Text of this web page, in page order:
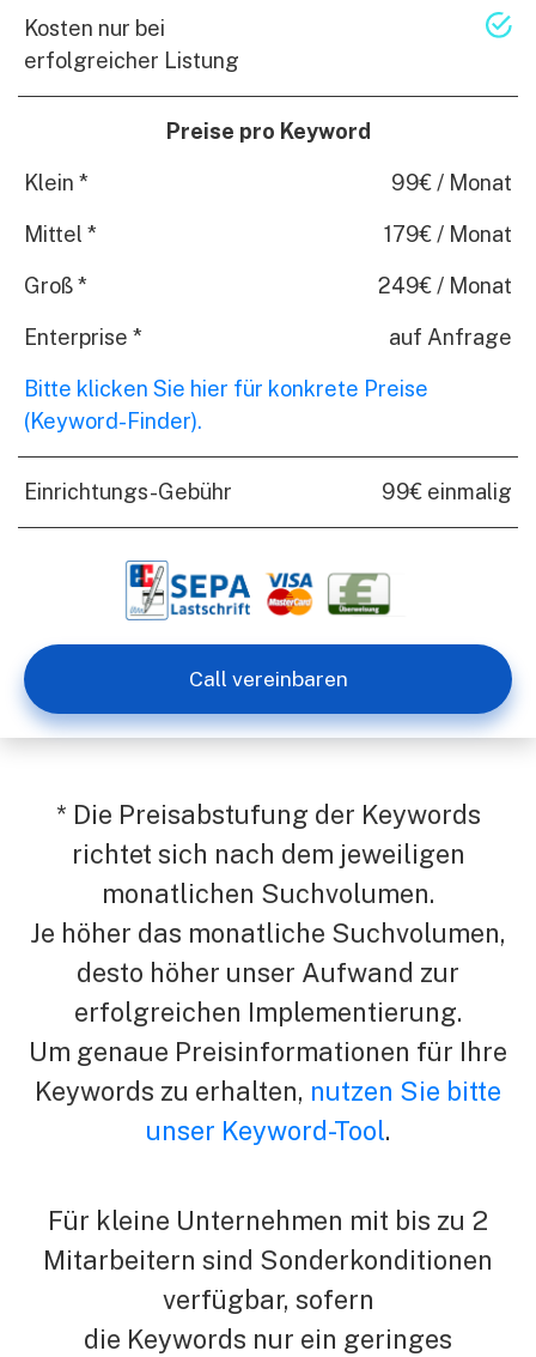
Kosten nur bei
erfolgreicher Listung
Preise pro Keyword
Klein * 99€ / Monat
Mittel * 179€ / Monat
Groß * 249€ / Monat
Enterprise * auf Anfrage
Bitte klicken Sie hier für konkrete Preise
(Keyword-Finder).
Einrichtungs-Gebühr 99€ einmalig
Call vereinbaren
* Die Preisabstufung der Keywords
richtet sich nach dem jeweiligen
monatlichen Suchvolumen.
Je höher das monatliche Suchvolumen,
desto höher unser Aufwand zur
erfolgreichen Implementierung.
Um genaue Preisinformationen für Ihre
Keywords zu erhalten, nutzen Sie bitte
unser Keyword-Tool.
Für kleine Unternehmen mit bis zu 2
Mitarbeitern sind Sonderkonditionen
verfügbar, sofern
die Keywords nur ein geringes